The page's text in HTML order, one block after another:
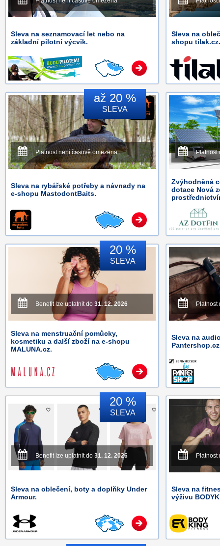
Sleva na seznamovací let nebo na
základní pilotní výcvik.
Sleva na
shopu tilak.cz.
až 20 %
SLEVA
Platnost není časově omezena.
Sleva na rybářské potřeby a návnady na
e-shopu MastodontBaits.
Platnost
Zvýhodněná
dotace Nová
20 %
SLEVA
Benefit lze uplatnit do 31. 12. 2026
Sleva na menstruační pomůcky,
kosmetiku a další zboží na e-shopu
MALUNA.cz.
Platnost
Sleva na
20 %
SLEVA
Benefit lze uplatnit do 31. 12. 2026
Sleva na oblečení, boty a doplňky Under
Armour.
Platnost
Sleva na
výživu